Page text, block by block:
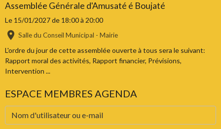
Assemblée Générale d'Amusaté é Boujaté
Le 15/01/2027de 18:00à 20:00
Salle du Conseil Municipal - Mairie
L'ordre du jour de cette assemblée ouverte à tous sera le suivant:
Rapport moral des activités, Rapport financier, Prévisions,
Intervention ...
ESPACE MEMBRES AGENDA